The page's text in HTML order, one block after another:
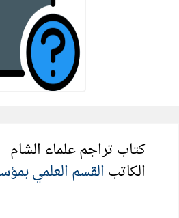
كتاب تراجم علماء الشام
الكاتب القسم العلمي